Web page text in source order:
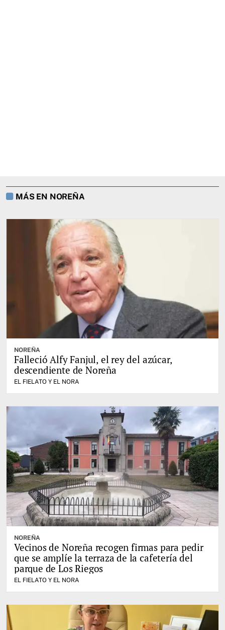
MÁS EN NOREÑA
NOREÑA
Falleció Alfy Fanjul, el rey del azúcar,
descendiente de Noreña
EL FIELATO Y EL NORA
NOREÑA
Vecinos de Noreña recogen firmas para pedir
que se amplíe la terraza de la cafetería del
parque de Los Riegos
EL FIELATO Y EL NORA